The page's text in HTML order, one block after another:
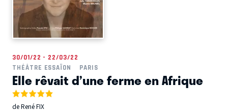
30/01/22 - 22/03/22
THÉÂTRE ESSAÏON
PARIS
Elle rêvait d’une ferme en Afrique
de René FIX